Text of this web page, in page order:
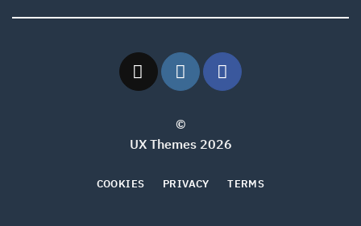
©
2026 UX Themes
TERMS
PRIVACY
COOKIES